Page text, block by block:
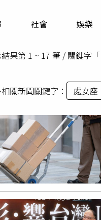
社會 娛樂
果第 1 ~ 17 筆 / 關鍵字「
關新聞關鍵字： 處女座